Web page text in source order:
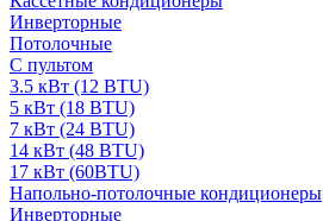
Инверторные
Потолочные
С пультом
3.5 кВт (12 BTU)
5 кВт (18 BTU)
7 кВт (24 BTU)
14 кВт (48 BTU)
17 кВт (60BTU)
Напольно-потолочные кондиционеры
Инверторные